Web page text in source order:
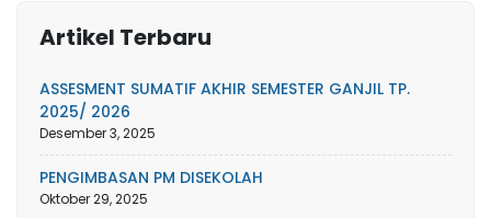
Artikel Terbaru
ASSESMENT SUMATIF AKHIR SEMESTER GANJIL TP.
2025/ 2026
Desember 3, 2025
PENGIMBASAN PM DISEKOLAH
Oktober 29, 2025